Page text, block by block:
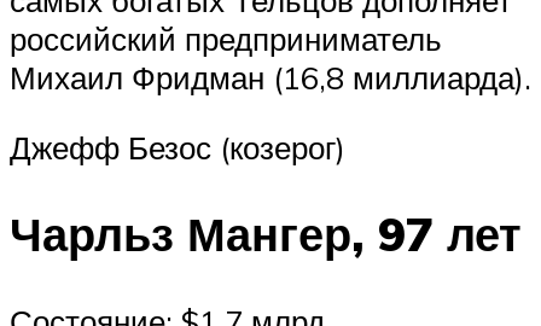
российский предприниматель
Михаил Фридман (16,8 миллиарда).
Джефф Безос (козерог)
Чарльз Мангер, 97 лет